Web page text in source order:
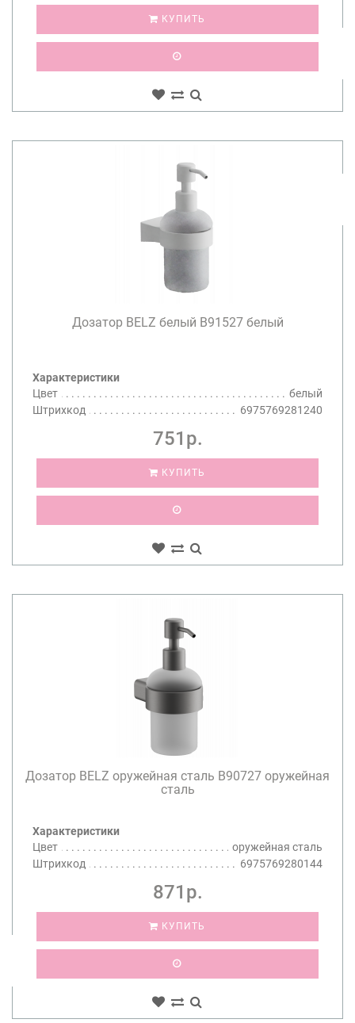
КУПИТЬ
Дозатор BELZ белый B91527 белый
Характеристики
Цвет
белый
Штрихкод
6975769281240
751р.
КУПИТЬ
Дозатор BELZ оружейная сталь B90727 оружейная
сталь
Характеристики
Цвет
оружейная сталь
Штрихкод
6975769280144
871р.
КУПИТЬ